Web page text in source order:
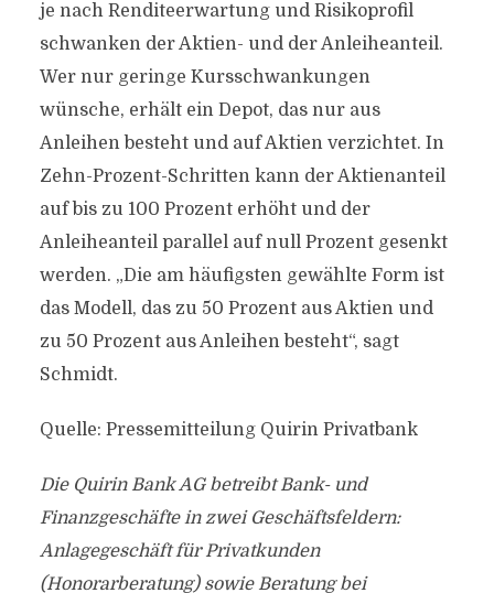
je nach Renditeerwartung und Risikoprofil
schwanken der Aktien- und der Anleiheanteil.
Wer nur geringe Kursschwankungen
wünsche, erhält ein Depot, das nur aus
Anleihen besteht und auf Aktien verzichtet. In
Zehn-Prozent-Schritten kann der Aktienanteil
auf bis zu 100 Prozent erhöht und der
Anleiheanteil parallel auf null Prozent gesenkt
werden. „Die am häufigsten gewählte Form ist
das Modell, das zu 50 Prozent aus Aktien und
zu 50 Prozent aus Anleihen besteht“, sagt
Schmidt.
Quelle: Pressemitteilung Quirin Privatbank
Die Quirin Bank AG betreibt Bank- und
Finanzgeschäfte in zwei Geschäftsfeldern:
Anlagegeschäft für Privatkunden
(Honorarberatung) sowie Beratung bei